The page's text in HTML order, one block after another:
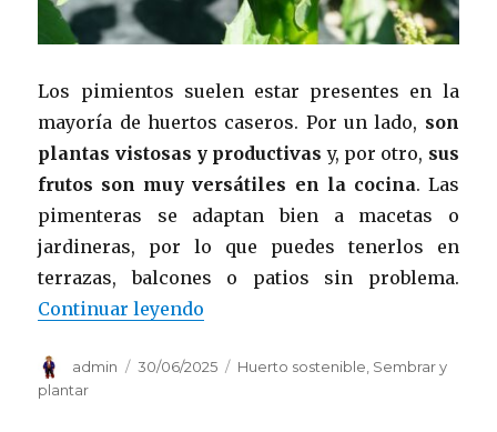
Los pimientos suelen estar presentes en la
mayoría de huertos caseros. Por un lado, son
plantas vistosas y productivas y, por otro, sus
frutos son muy versátiles en la cocina. Las
pimenteras se adaptan bien a macetas o
jardineras, por lo que puedes tenerlos en
terrazas, balcones o patios sin problema.
Continuar leyendo
Autor
admin
Publicado
30/06/2025 Categorías
Huerto sostenible, Sembrar y
plantar